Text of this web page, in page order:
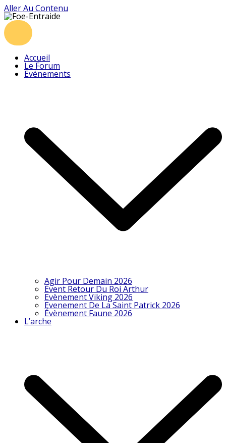
Aller Au Contenu
Accueil
Le Forum
Événements
Agir Pour Demain 2026
Évent Retour Du Roi Arthur
Evènement Viking 2026
Evenement De La Saint Patrick 2026
Évènement Faune 2026
L’arche